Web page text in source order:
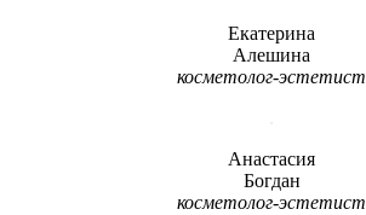
Екатерина
Алешина
косметолог-эстетист
Анастасия
Богдан
косметолог-эстетист